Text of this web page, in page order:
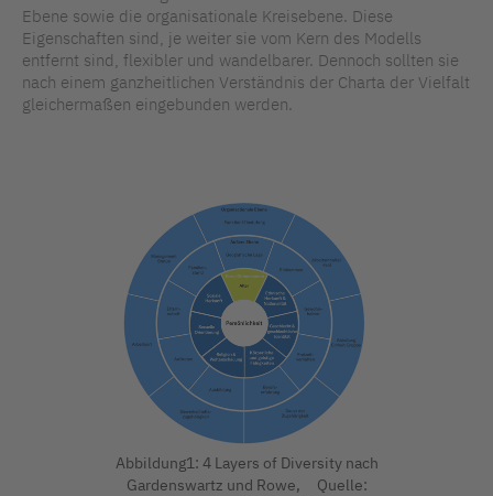
Ebene sowie die organisationale Kreisebene. Diese
Eigenschaften sind, je weiter sie vom Kern des Modells
entfernt sind, flexibler und wandelbarer. Dennoch sollten sie
nach einem ganzheitlichen Verständnis der Charta der Vielfalt
gleichermaßen eingebunden werden.
Abbildung1: 4 Layers of Diversity nach
Gardenswartz und Rowe, Quelle: